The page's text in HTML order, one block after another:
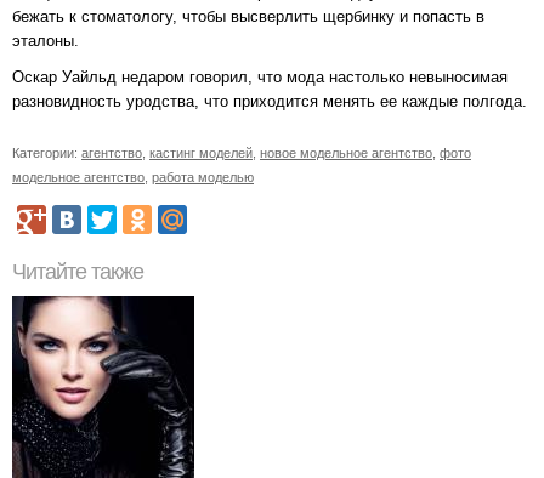
бежать к стоматологу, чтобы высверлить щербинку и попасть в
эталоны.
Оскар Уайльд недаром говорил, что мода настолько невыносимая
разновидность уродства, что приходится менять ее каждые полгода.
Категории: агентство кастинг моделей новое модельное агентство фото
модельное агентство работа моделью
Читайте также